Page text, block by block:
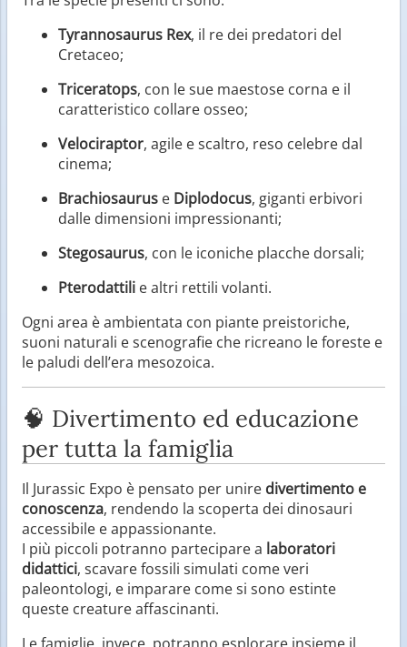
Tyrannosaurus Rex, il re dei predatori del
Cretaceo;
Triceratops, con le sue maestose corna e il
caratteristico collare osseo;
Velociraptor, agile e scaltro, reso celebre dal
cinema;
Brachiosaurus e Diplodocus, giganti erbivori
dalle dimensioni impressionanti;
Stegosaurus, con le iconiche placche dorsali;
Pterodattili e altri rettili volanti.
Ogni area è ambientata con piante preistoriche,
suoni naturali e scenografie che ricreano le foreste e
le paludi dell’era mesozoica.
🧠 Divertimento ed educazione
per tutta la famiglia
Il Jurassic Expo è pensato per unire divertimento e
conoscenza, rendendo la scoperta dei dinosauri
accessibile e appassionante.
I più piccoli potranno partecipare a laboratori
didattici, scavare fossili simulati come veri
paleontologi, e imparare come si sono estinte
queste creature affascinanti.
Le famiglie, invece, potranno esplorare insieme il